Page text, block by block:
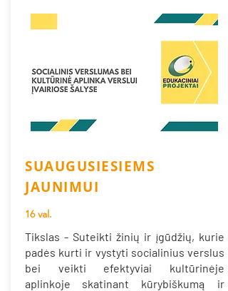
SUAUGUSIESIEMS
JAUNIMUI
16 val.
Tikslas - Suteikti žinių ir įgūdžių, kurie
padės kurti ir vystyti socialinius verslus
bei veikti efektyviai kultūrinėje
aplinkoje skatinant kūrybiškumą ir